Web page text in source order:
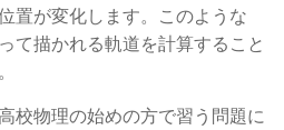
置が変化します。このような
て描かれる軌道を計算すること
校物理の始めの方で習う問題に